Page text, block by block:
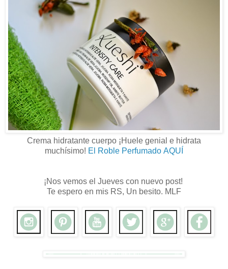
Crema hidratante cuerpo ¡Huele genial e hidrata
muchísimo! El Roble Perfumado AQUÍ
¡Nos vemos el Jueves con nuevo post!
Te espero en mis RS, Un besito. MLF